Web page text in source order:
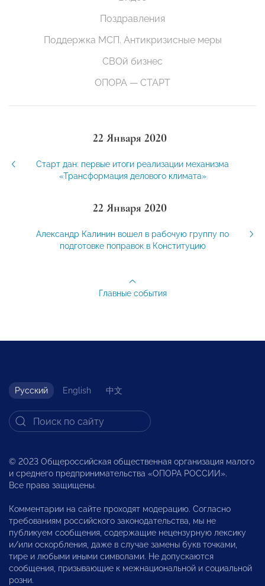
Поздравления
Поддержка МСП. Антикризисные меры
СВОй бизнес
ОПОРА — СТАРТ
22 Января 2020
Старт дан: первые итоги реализации механизма
«Трансформация делового климата»
22 Января 2020
Александр Калинин вошел в рабочую группу по
подготовке поправок в Конституцию
Главные события
Русский English 中文
© 2023 Общероссийская общественная организация малого
и среднего предпринимательства «ОПОРА РОССИИ».
Все права защищены.
Комментарии на сайте проходят модерацию. Согласно
требованиям российского законодательства, мы не
публикуем сообщения, содержащие нецензурную лексику
и/или оскорбления, даже в случае замены букв точками,
тире и любыми иными символами. Не допускаются
сообщения, призывающие к межнациональной и социальной
розни.